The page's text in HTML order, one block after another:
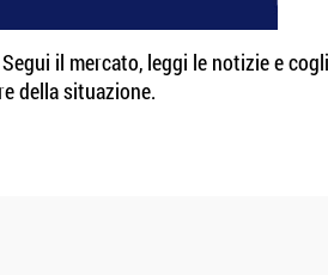
il mercato, leggi le notizie e
della situazione.